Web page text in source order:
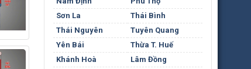
Sơn La
Thái Bình
Thái Nguyên
Tuyên Quang
Yên Bái
Thừa T. Huế
Khánh Hoà
Lâm Đồng